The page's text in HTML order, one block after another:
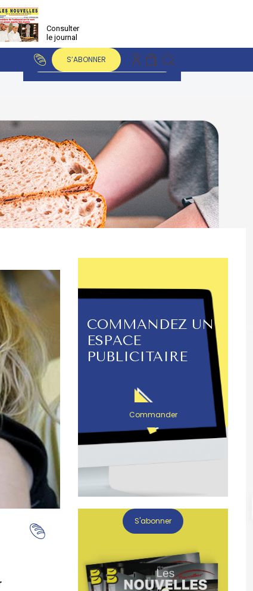
Consulter
le journal
S’ABONNER
COMMANDEZ UN
ESPACE
PUBLICITAIRE
Commander
S'abonner